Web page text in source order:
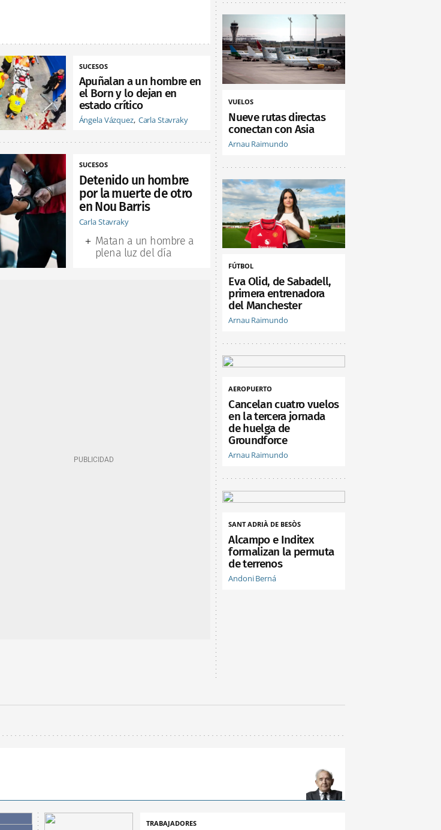
SUCESOS
Apuñalan a un hombre en
el Born y lo dejan en
estado crítico
Ángela Vázquez Carla Stavraky
SUCESOS
Detenido un hombre
por la muerte de otro
en Nou Barris
Carla Stavraky
Matan a un hombre a
plena luz del día
VUELOS
Nueve rutas directas
conectan con Asia
Arnau Raimundo
FÚTBOL
Eva Olid, de Sabadell,
primera entrenadora
del Manchester
Arnau Raimundo
AEROPUERTO
Cancelan cuatro vuelos
en la tercera jornada
de huelga de
Groundforce
Arnau Raimundo
SANT ADRIÀ DE BESÒS
Alcampo e Inditex
formalizan la permuta
de terrenos
Andoni Berná
TRABAJADORES